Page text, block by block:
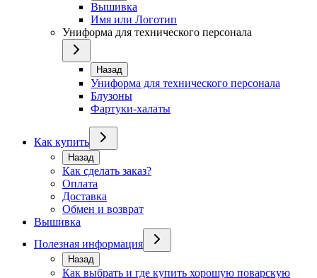
Вышивка
Имя или Логотип
Униформа для технического персонала
Назад
Униформа для технического персонала
Блузоны
Фартуки-халаты
Как купить
Назад
Как сделать заказ?
Оплата
Доставка
Обмен и возврат
Вышивка
Полезная информация
Назад
Как выбрать и где купить хорошую поварскую